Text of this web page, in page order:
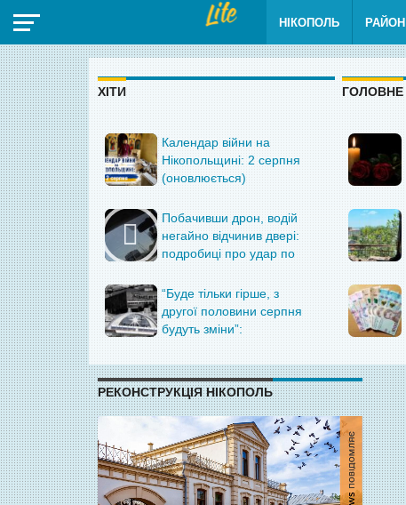
НІКОПОЛЬ РАЙОН
ХІТИ
Календар війни на
Нікопольщині: 2 серпня
(оновлюється)
Побачивши дрон, водій
негайно відчинив двері:
подробиці про удар по
Нікополя і відео після
атаки оприлюднили у
поліції
“Буде тільки гірше, з
другої половини серпня
будуть зміни”:
мешканців Енергодара
ГОЛОВНЕ
РЕКОНСТРУКЦІЯ НІКОПОЛЬ